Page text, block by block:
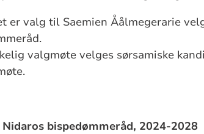
er valg til Saemien Åålmegerarie
valgmøte velges sørsamiske
bispedømmeråd, 2024-2028